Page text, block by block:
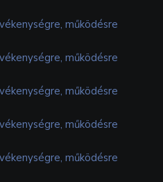
működésre
működésre
működésre
működésre
működésre